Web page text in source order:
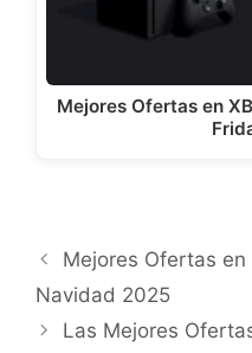
Mejores Ofertas en
Mejores Ofertas
Navidad 2025
Las Mejores